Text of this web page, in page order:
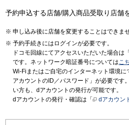
予約申込する店舗/購入商品受取り店舗
申し込み後に店舗を変更することはできませ
予約手続きにはログインが必要です。
ドコモ回線にてアクセスいただいた場合は
です。ネットワーク暗証番号についてはこ
Wi-Fiまたはご自宅のインターネット環境
アカウントのID／パスワード」が必要です
い方も、dアカウントの発行が可能です。
dアカウントの発行・確認は「
dアカウン